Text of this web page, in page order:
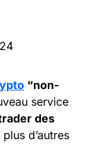
“non-
service
des
plus d’autres